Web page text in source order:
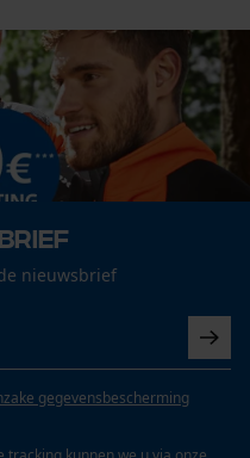
nieuwsbrief
gegevensbescherming